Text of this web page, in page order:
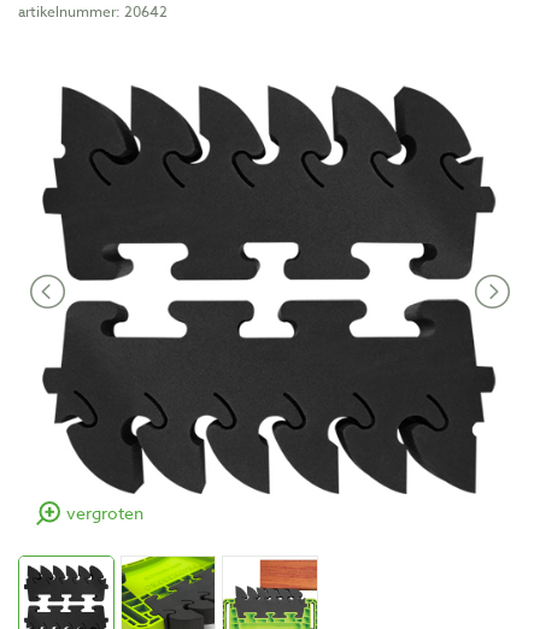
artikelnummer: 20642
vergroten